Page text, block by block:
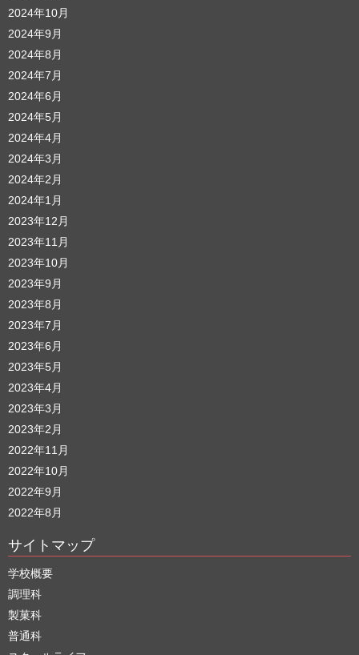
2024年10月
2024年9月
2024年8月
2024年7月
2024年6月
2024年5月
2024年4月
2024年3月
2024年2月
2024年1月
2023年12月
2023年11月
2023年10月
2023年9月
2023年8月
2023年7月
2023年6月
2023年5月
2023年4月
2023年3月
2023年2月
2022年11月
2022年10月
2022年9月
2022年8月
サイトマップ
学校概要
調理科
製菓科
普通科